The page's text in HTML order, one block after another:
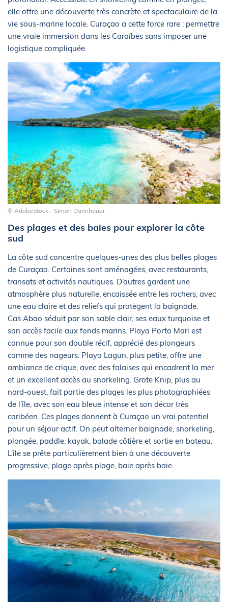
elle offre une découverte très concrète et spectaculaire de la
vie sous-marine locale. Curaçao a cette force rare : permettre
une vraie immersion dans les Caraïbes sans imposer une
logistique compliquée.
© AdobeStock - Simon Dannhauer
Des plages et des baies pour explorer la côte
sud
La côte sud concentre quelques-unes des plus belles plages
de Curaçao. Certaines sont aménagées, avec restaurants,
transats et activités nautiques. D’autres gardent une
atmosphère plus naturelle, encaissée entre les rochers, avec
une eau claire et des reliefs qui protègent la baignade.
Cas Abao séduit par son sable clair, ses eaux turquoise et
son accès facile aux fonds marins. Playa Porto Mari est
connue pour son double récif, apprécié des plongeurs
comme des nageurs. Playa Lagun, plus petite, offre une
ambiance de crique, avec des falaises qui encadrent la mer
et un excellent accès au snorkeling. Grote Knip, plus au
nord-ouest, fait partie des plages les plus photographiées
de l’île, avec son eau bleue intense et son décor très
caribéen. Ces plages donnent à Curaçao un vrai potentiel
pour un séjour actif. On peut alterner baignade, snorkeling,
plongée, paddle, kayak, balade côtière et sortie en bateau.
L’île se prête particulièrement bien à une découverte
progressive, plage après plage, baie après baie.